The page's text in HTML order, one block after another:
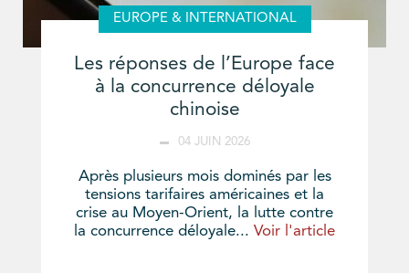
EUROPE & INTERNATIONAL
Les réponses de l’Europe face
à la concurrence déloyale
chinoise
04 JUIN 2026
Après plusieurs mois dominés par les
tensions tarifaires américaines et la
crise au Moyen-Orient, la lutte contre
la concurrence déloyale... Voir l'article